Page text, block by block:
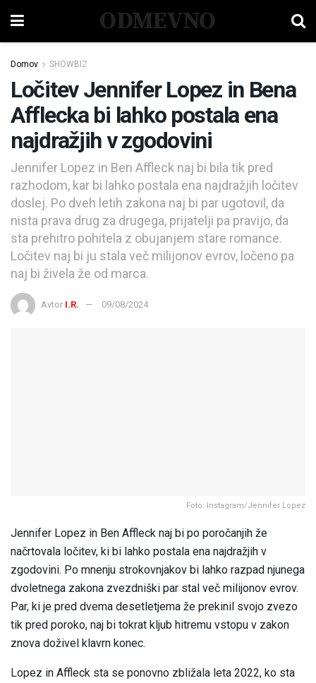
ODMEVNO
Domov SHOWBIZ
Ločitev Jennifer Lopez in Bena
Afflecka bi lahko postala ena
najdražjih v zgodovini
Jennifer Lopez in Ben Affleck naj bi bila tik pred
razhodom, kar bi lahko postala ena najdražjih ločitev
doslej. Po dveh letih zakona naj bi par ugotovil, da
nista prava drug za drugega, prijatelji pa pravijo, da
sta prehitro pohitela z obujanjem stare romance.
Ločitev naj bi ju stala več milijonov evrov, ločeno pa
naj bi živela že od marca.
Avtor I.R. 09/08/2024
Foto: Instagram/Jennifer Lopez
Jennifer Lopez in Ben Affleck naj bi po poročanjih že
načrtovala ločitev, ki bi lahko postala ena najdražjih v
zgodovini. Po mnenju strokovnjakov bi lahko razpad njunega
dvoletnega zakona zvezdniški par stal več milijonov evrov.
Par, ki je pred dvema desetletjema že prekinil svojo zvezo
tik pred poroko, naj bi tokrat kljub hitremu vstopu v zakon
znova doživel klavrn konec.
Lopez in Affleck sta se ponovno zbližala leta 2022, ko sta